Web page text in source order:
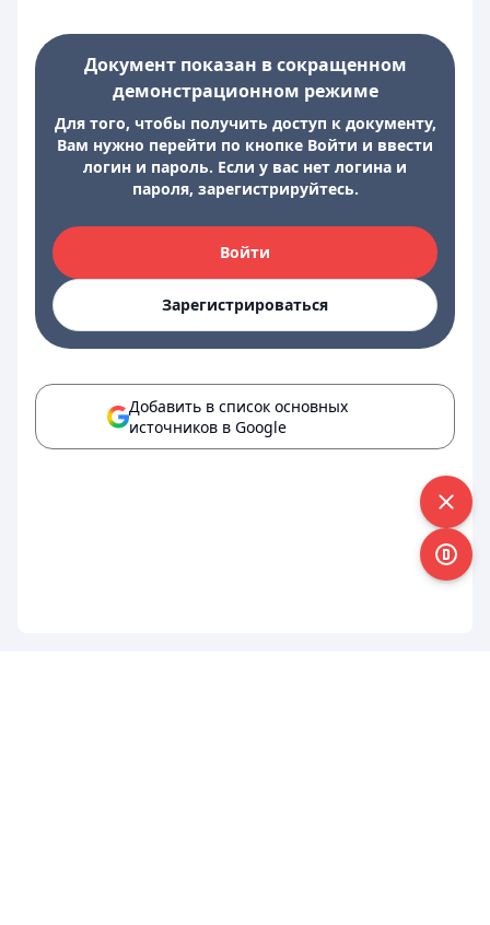
Документ показан в сокращенном
демонстрационном режиме
Для того, чтобы получить доступ к документу,
Вам нужно перейти по кнопке Войти и ввести
логин и пароль. Если у вас нет логина и
пароля, зарегистрируйтесь.
Войти
Зарегистрироваться
Добавить в список основных
источников в Google